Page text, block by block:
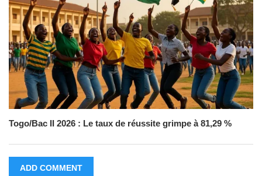
Togo/Bac II 2026 : Le taux de réussite grimpe à 81,29 %
ADD COMMENT